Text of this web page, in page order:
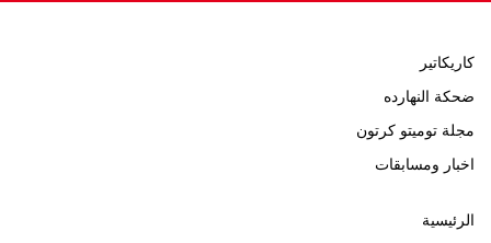
كاريكاتير
ضحكة النهارده
مجلة توميتو كرتون
اخبار ومسابقات
الرئيسية